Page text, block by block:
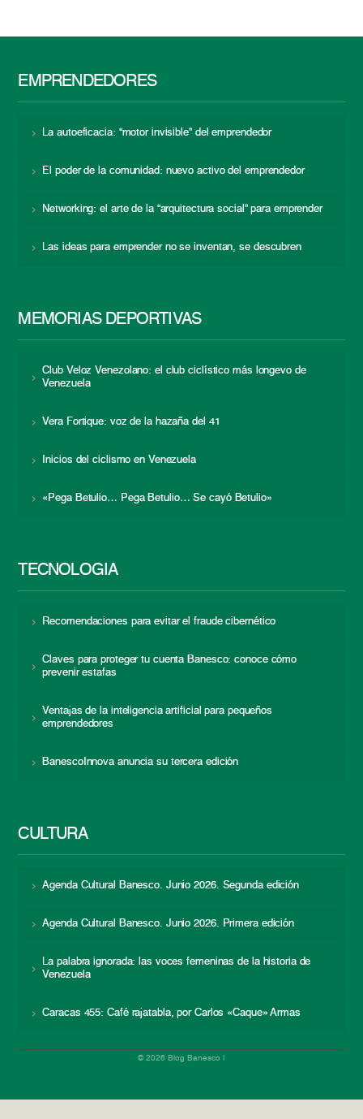
EMPRENDEDORES
La autoeficacia: “motor invisible” del emprendedor
El poder de la comunidad: nuevo activo del emprendedor
Networking: el arte de la “arquitectura social” para emprender
Las ideas para emprender no se inventan, se descubren
MEMORIAS DEPORTIVAS
Club Veloz Venezolano: el club ciclístico más longevo de
Venezuela
Vera Fortique: voz de la hazaña del 41
Inicios del ciclismo en Venezuela
«Pega Betulio… Pega Betulio… Se cayó Betulio»
TECNOLOGÍA
Recomendaciones para evitar el fraude cibernético
Claves para proteger tu cuenta Banesco: conoce cómo
prevenir estafas
Ventajas de la inteligencia artificial para pequeños
emprendedores
BanescoInnova anuncia su tercera edición
CULTURA
Agenda Cultural Banesco. Junio 2026. Segunda edición
Agenda Cultural Banesco. Junio 2026. Primera edición
La palabra ignorada: las voces femeninas de la historia de
Venezuela
Caracas 455: Café rajatabla, por Carlos «Caque» Armas
© 2026 Blog Banesco |